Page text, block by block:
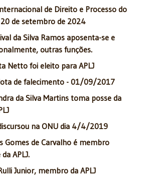
de Direito e Processo do
de setembro de 2024
da Silva Ramos aposenta-se e
outras funções.
Netto foi eleito para APLJ
de falecimento - 01/09/2017
da Silva Martins toma posse da
na ONU dia 4/4/2019
Gomes de Carvalho é membro
APLJ.
Junior, membro da APLJ